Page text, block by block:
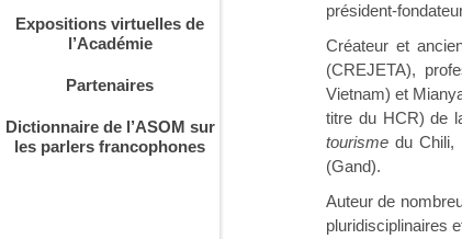
Expositions virtuelles de
l’Académie
Partenaires
Dictionnaire de l’ASOM sur
les parlers francophones
président-
Créateur et
(CREJETA),
Vietnam) et
titre du HCR) de
tourisme du Chili,
(Gand).
Auteur de
pluridisciplinaires